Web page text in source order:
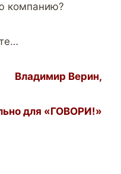
компанию?
Владимир Верин,
для «ГОВОРИ!»